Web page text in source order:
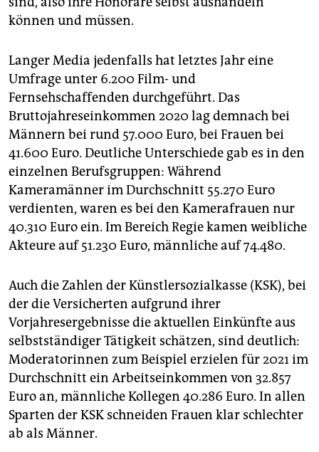
können und müssen.
Langer Media jedenfalls hat letztes Jahr eine
Umfrage unter 6.200 Film- und
Fernsehschaffenden durchgeführt. Das
Bruttojahreseinkommen 2020 lag demnach bei
Männern bei rund 57.000 Euro, bei Frauen bei
41.600 Euro. Deutliche Unterschiede gab es in den
einzelnen Berufsgruppen: Während
Kameramänner im Durchschnitt 55.270 Euro
verdienten, waren es bei den Kamerafrauen nur
40.310 Euro ein. Im Bereich Regie kamen weibliche
Akteure auf 51.230 Euro, männliche auf 74.480.
Auch die Zahlen der Künstlersozialkasse (KSK), bei
der die Versicherten aufgrund ihrer
Vorjahresergebnisse die aktuellen Einkünfte aus
selbstständiger Tätigkeit schätzen, sind deutlich:
Moderatorinnen zum Beispiel erzielen für 2021 im
Durchschnitt ein Arbeitseinkommen von 32.857
Euro an, männliche Kollegen 40.286 Euro. In allen
Sparten der KSK schneiden Frauen klar schlechter
ab als Männer.